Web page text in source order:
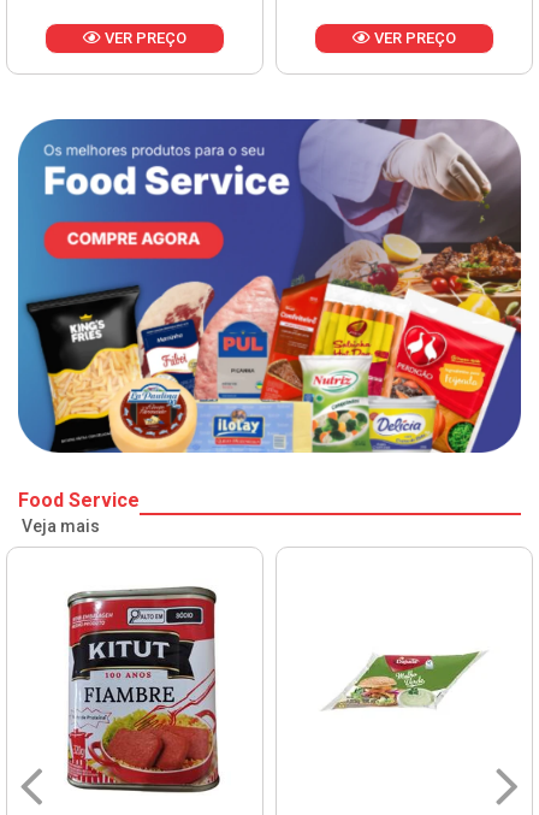
VER PREÇO VER PREÇO
Food Service
Veja mais